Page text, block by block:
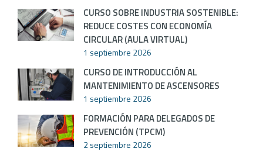
CURSO SOBRE INDUSTRIA SOSTENIBLE:
REDUCE COSTES CON ECONOMÍA
CIRCULAR (AULA VIRTUAL)
1 septiembre 2026
CURSO DE INTRODUCCIÓN AL
MANTENIMIENTO DE ASCENSORES
1 septiembre 2026
FORMACIÓN PARA DELEGADOS DE
PREVENCIÓN (TPCM)
2 septiembre 2026